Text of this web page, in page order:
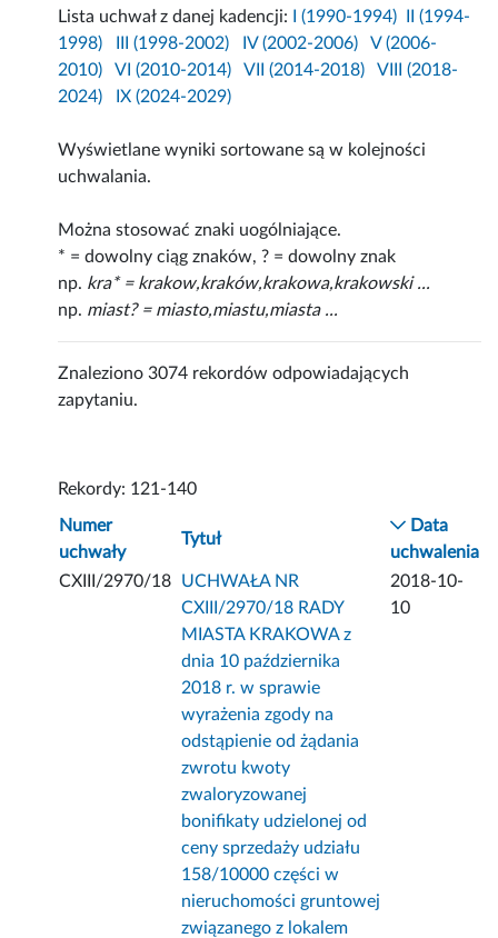
Lista uchwał z danej kadencji: I (1990-1994)
II (1994-
1998)
III (1998-2002) IV (2002-2006)
V (2006-
2010)
VI (2010-2014) VII (2014-2018)
VIII (2018-
2024)
IX (2024-2029)
Wyświetlane wyniki sortowane są w kolejności
uchwalania.
Można stosować znaki uogólniające.
* = dowolny ciąg znaków, ? = dowolny znak
np. kra* = krakow,kraków,krakowa,krakowski ...
np. miast? = miasto,miastu,miasta ...
Znaleziono 3074 rekordów odpowiadających
zapytaniu.
Rekordy: 121-140
Numer
uchwały
Tytuł
Data
uchwalenia
CXIII/2970/18
UCHWAŁA NR
CXIII/2970/18 RADY
MIASTA KRAKOWA z
dnia 10 października
2018 r. w sprawie
wyrażenia zgody na
odstąpienie od żądania
zwrotu kwoty
zwaloryzowanej
bonifikaty udzielonej od
ceny sprzedaży udziału
158/10000 części w
nieruchomości gruntowej
związanego z lokalem
2018-10-
10